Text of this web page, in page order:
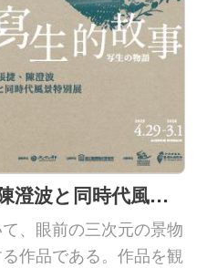
写生の物語：張捷、陳澄波と同時代風景特別展
、眼前の三次元の景物
作品である。作品を観